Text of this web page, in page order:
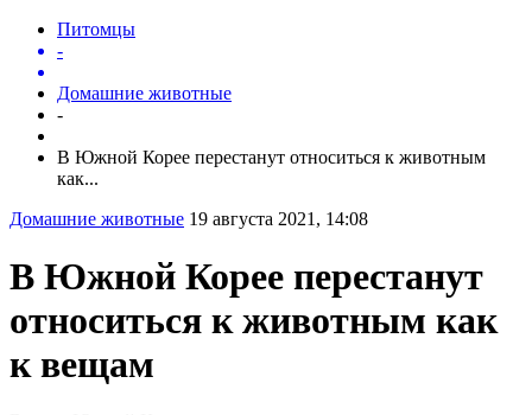
Питомцы
-
Домашние животные
-
В Южной Корее перестанут относиться к животным
как...
Домашние животные 19 августа 2021, 14:08
В Южной Корее перестанут
относиться к животным как
к вещам